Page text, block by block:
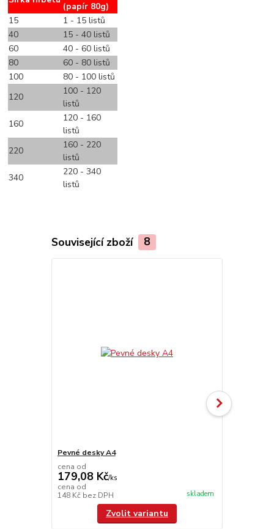
(papír 80g)
15
1 - 15 listů
40
15 - 40 listů
60
40 - 60 listů
80
60 - 80 listů
100
80 - 100 listů
120
100 - 120
listů
160
120 - 160
listů
220
160 - 220
listů
340
220 - 340
listů
Související zboží 8
Pevné desky A4
cena od
179,08 Kč/ks
cena od
148 Kč bez DPH skladem
Zvolit variantu